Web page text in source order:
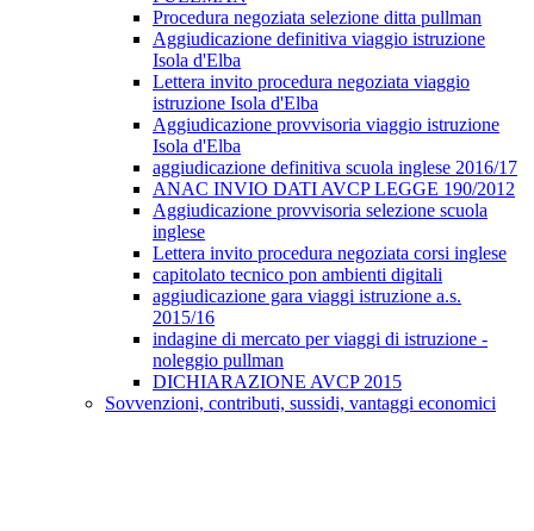
Procedura negoziata selezione ditta pullman
Aggiudicazione definitiva viaggio istruzione
Isola d'Elba
Lettera invito procedura negoziata viaggio
istruzione Isola d'Elba
Aggiudicazione provvisoria viaggio istruzione
Isola d'Elba
aggiudicazione definitiva scuola inglese 2016/17
ANAC INVIO DATI AVCP LEGGE 190/2012
Aggiudicazione provvisoria selezione scuola
inglese
Lettera invito procedura negoziata corsi inglese
capitolato tecnico pon ambienti digitali
aggiudicazione gara viaggi istruzione a.s.
2015/16
indagine di mercato per viaggi di istruzione -
noleggio pullman
DICHIARAZIONE AVCP 2015
Sovvenzioni, contributi, sussidi, vantaggi economici